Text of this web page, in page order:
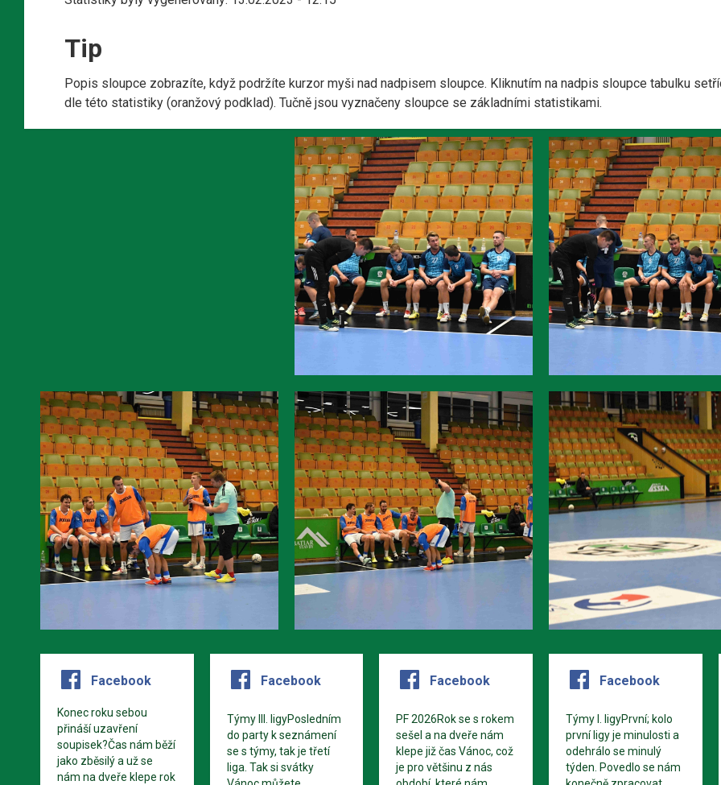
Tip
Popis sloupce zobrazíte, když podržíte kurzor myši nad nadpisem sloupce. Kliknutím na nadpis sloupce tabulku
dle této statistiky (oranžový podklad). Tučně jsou vyznačeny sloupce se základními statistikami.
Facebook
Konec roku sebou
přináší uzavření
soupisek?Čas nám běží
jako zběsilý a už se
nám na dveře klepe rok
Facebook
Týmy III. ligyPosledním
do party k seznámení
se s týmy, tak je třetí
liga. Tak si svátky
Facebook
PF 2026Rok se s rokem
sešel a na dveře nám
klepe již čas Vánoc, což
je pro většinu z nás
Facebook
Týmy I. ligyPrvní; kolo
první ligy je minulosti a
odehrálo se minulý
týden. Povedlo se nám